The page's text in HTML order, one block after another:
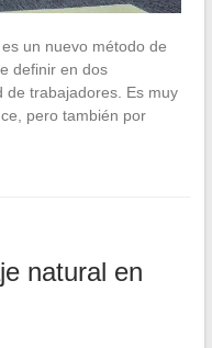
un nuevo método de
definir en dos
de trabajadores. Es muy
pero también por
natural en